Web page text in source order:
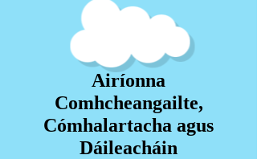
Airíonna
Comhcheangailte,
Cómhalartacha agus
Dáileacháin